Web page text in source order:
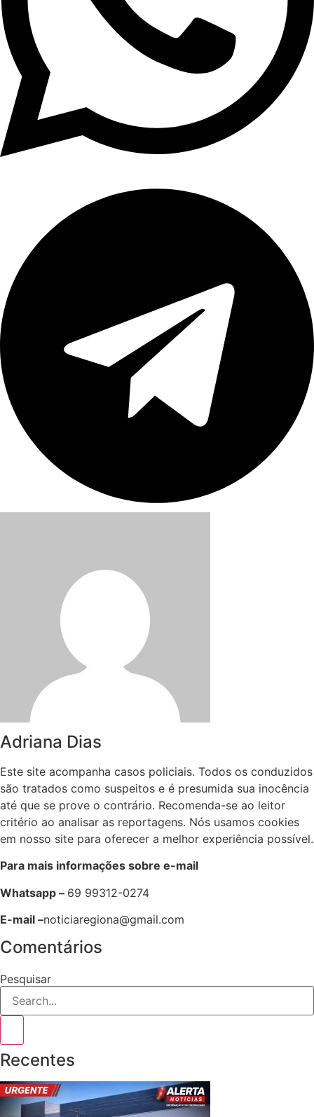
Adriana Dias
Este site acompanha casos policiais. Todos os conduzidos
são tratados como suspeitos e é presumida sua inocência
até que se prove o contrário. Recomenda-se ao leitor
critério ao analisar as reportagens. Nós usamos cookies
em nosso site para oferecer a melhor experiência possível.
Para mais informações sobre e-mail
Whatsapp – 69 99312-0274
E-mail –noticiaregiona@gmail.com
Comentários
Pesquisar
Recentes